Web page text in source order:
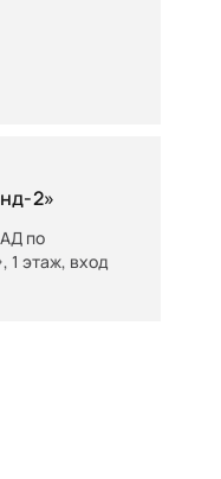
2»
по
1 этаж, вход